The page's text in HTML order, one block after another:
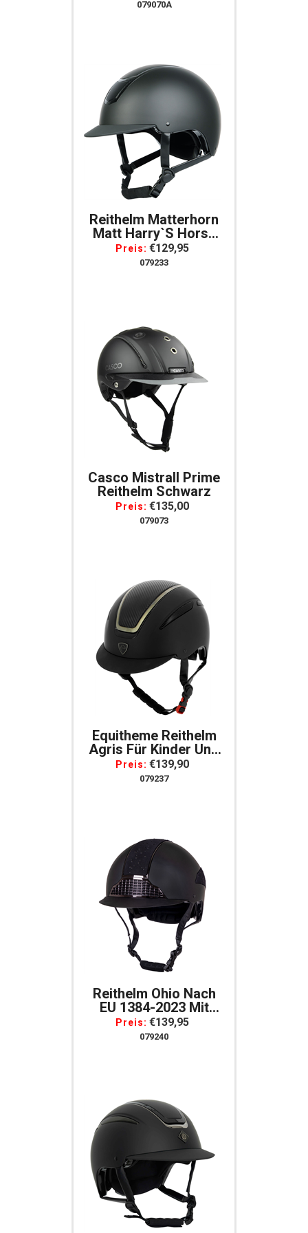
079070A
Reithelm Matterhorn
Matt Harry`s Horse
Schwarz
Preis: €129,95
079233
Casco Mistrall Prime
Reithelm Schwarz
Preis: €135,00
079073
Equitheme Reithelm
Agris Für Kinder Und
Erwachsene Schwarz
XS, S, M
Preis: €139,90
079237
Reithelm Ohio Nach
EU 1384-2023 Mit
Strasssteinen
Verstellbar
Preis: €139,95
079240